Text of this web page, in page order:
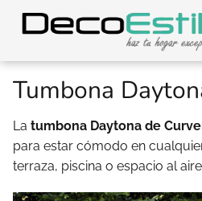
Tumbona
La tumbona Daytona de
para estar cómodo en
terraza, piscina o espacio al